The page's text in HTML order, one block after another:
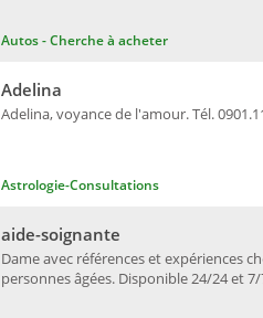
Autos - Cherche à acheter
Astrologie-Consultations
Adelina, voyance de l'amour. Tél.
Adelina
Dame avec références et expériences
personnes âgées. Disponible 24/24 et 7/
aide-soignante